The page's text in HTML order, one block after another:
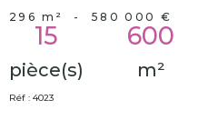
296 m² - 580 000 €
15
pièce(s)
600
m²
Réf : 4023